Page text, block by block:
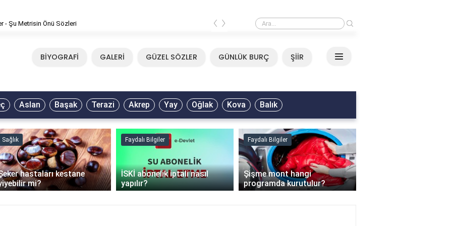
- Şu Metrisin Önü Sözleri Mirkelam - Tavla Sözleri
‹ ›
BİYOGRAFİ GALERİ GÜZEL SÖZLER GÜNLÜK BURÇ ŞİİR
Aslan Başak Terazi Akrep Yay Oğlak Kova Balık
Sağlık
hastaları kestane
mi?
Faydalı Bilgiler
İSKİ abonelik iptali nasıl
yapılır?
Faydalı Bilgiler
Şişme mont hangi
programda kurutulur?
›